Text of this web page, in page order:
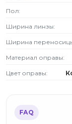
Пол:
Ширина линзы:
Ширина
Материал оправы:
Цвет оправы:
FAQ